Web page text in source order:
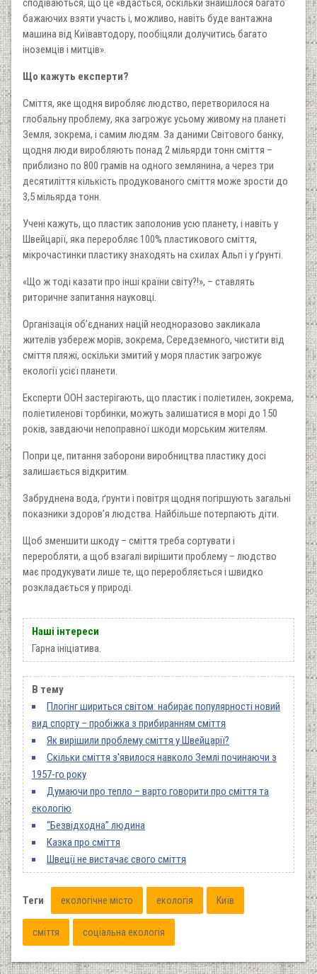
сподіваються, що це «вдасться, оскільки знайшлося багато
бажаючих взяти участь і, можливо, навіть буде вантажна
машина від Київавтодору, пообіцяли долучитись багато
іноземців і митців».
Що кажуть експерти?
Сміття, яке щодня виробляє людство, перетворилося на
глобальну проблему, яка загрожує усьому живому на планеті
Земля, зокрема, і самим людям. За даними Світового банку,
щодня люди виробляють понад 2 мільярди тонн сміття –
приблизно по 800 грамів на одного землянина, а через три
десятиліття кількість продукованого сміття може зрости до
3,5 мільярда тонн.
Учені кажуть, що пластик заполонив усю планету, і навіть у
Швейцарії, яка переробляє 100% пластикового сміття,
мікрочастинки пластику знаходять на схилах Альп і у ґрунті.
«Що ж тоді казати про інші країни світу?!», – ставлять
риторичне запитання науковці.
Організація об’єднаних націй неодноразово закликала
жителів узбереж морів, зокрема, Середземного, чистити від
сміття пляжі, оскільки змитий у моря пластик загрожує
екології усієї планети.
Експерти ООН застерігають, що пластик і поліетилен, зокрема,
поліетиленові торбинки, можуть залишатися в морі до 150
років, завдаючи непоправної шкоди морським жителям.
Попри це, питання заборони виробництва пластику досі
залишається відкритим.
Забруднена вода, ґрунти і повітря щодня погіршують загальні
показники здоров’я людства. Найбільше потерпають діти.
Щоб зменшити шкоду – сміття треба сортувати і
переробляти, а щоб взагалі вирішити проблему – людство
має продукувати лише те, що переробляється і швидко
розкладається у природі.
Наші інтереси
Гарна ініціатива.
В тему
Плогінг шириться світом: набирає популярності новий
вид спорту – пробіжка з прибиранням сміття
Як вирішили проблему сміття у Швейцарії?
Скільки сміття з'явилося навколо Землі починаючи з
1957-го року
Думаючи про тепло – варто говорити про сміття та
екологію
“Безвідходна” людина
Казка про сміття
Швеції не вистачає свого сміття
Теги екологічне місто екологія Київ
сміття соціальна екологія